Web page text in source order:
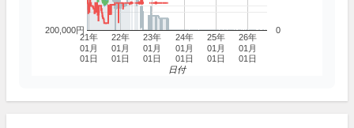
21年
01月
01日
22年
01月
01日
23年
01月
01日
24年
01月
01日
25年
01月
01日
26年
01月
01日
200,000円 0
日付